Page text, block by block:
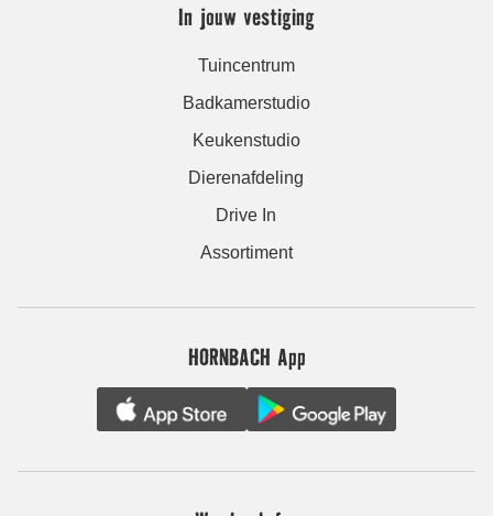
In jouw vestiging
Tuincentrum
Badkamerstudio
Keukenstudio
Dierenafdeling
Drive In
Assortiment
HORNBACH App